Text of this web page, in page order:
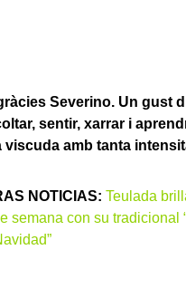
Severino. Un gust d
sentir, xarrar i
viscuda amb tanta
NOTICIAS: Teulada
semana con su tradicional